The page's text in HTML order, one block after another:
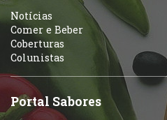
Self-
Notícias
Comer e Beber
Coberturas
Colunistas
Portal Sabores